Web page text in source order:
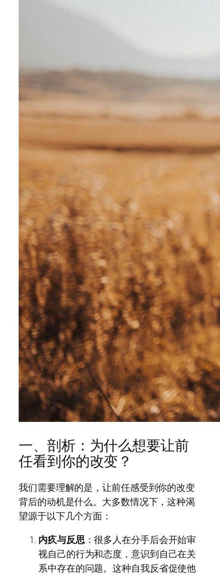
一、剖析：为什么想要让前
任看到你的改变？
我们需要理解的是，让前任感受到你的改变
背后的动机是什么。大多数情况下，这种渴
望源于以下几个方面：
内疚与反思：很多人在分手后会开始审
视自己的行为和态度，意识到自己在关
系中存在的问题。这种自我反省促使他